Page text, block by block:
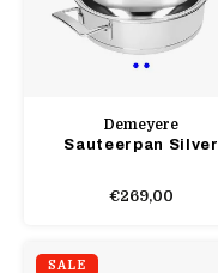
Demeyere
Sauteerpan Silver
€269,00
SALE